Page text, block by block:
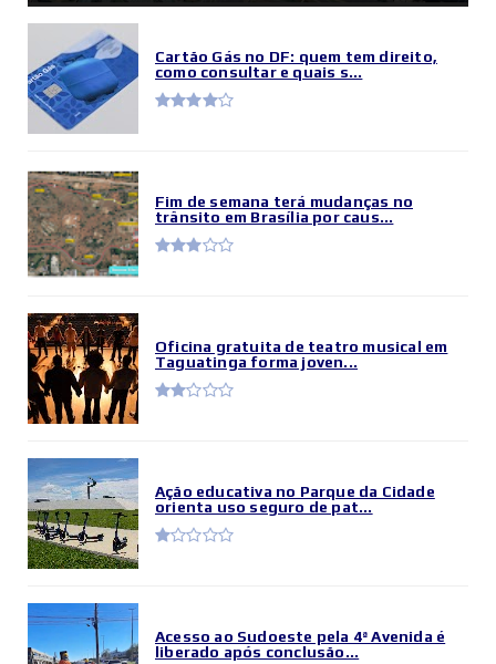
Cartão Gás no DF: quem tem direito,
como consultar e quais s...
Fim de semana terá mudanças no
trânsito em Brasília por caus...
Oficina gratuita de teatro musical em
Taguatinga forma joven...
Ação educativa no Parque da Cidade
orienta uso seguro de pat...
Acesso ao Sudoeste pela 4ª Avenida é
liberado após conclusão...